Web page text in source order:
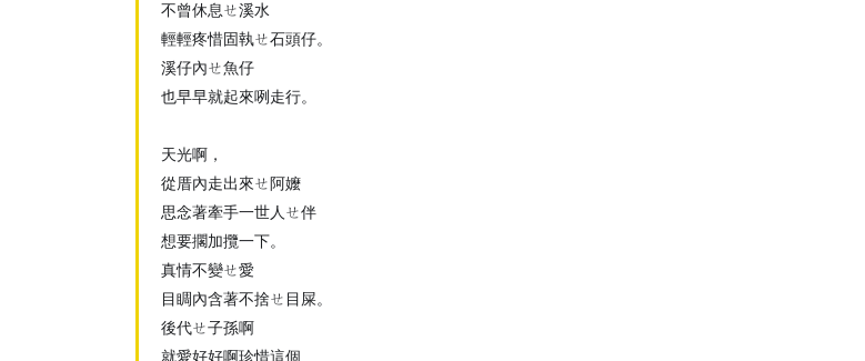
不曾休息ㄝ溪水
輕輕疼惜固執ㄝ石頭仔。
溪仔內ㄝ魚仔
也早早就起來咧走行。
天光啊，
從厝內走出來ㄝ阿嬤
思念著牽手一世人ㄝ伴
想要擱加攬一下。
真情不變ㄝ愛
目睭內含著不捨ㄝ目屎。
後代ㄝ子孫啊
就愛好好啊珍惜這個